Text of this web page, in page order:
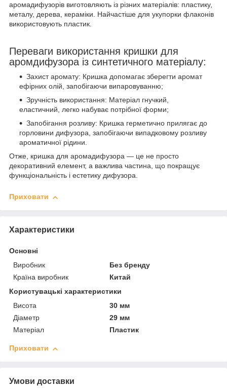
аромадифузорів виготовляють із різних матеріалів: пластику,
металу, дерева, кераміки. Найчастіше для укупорки флаконів
використовують пластик.
Переваги використання кришки для
аромдифузора із синтетичного матеріалу:
Захист аромату: Кришка допомагає зберегти аромат
ефірних олій, запобігаючи випаровуванню;
Зручність використання: Матеріал гнучкий,
еластичний, легко набуває потрібної форми;
Запобігання розливу: Кришка герметично прилягає до
горловини дифузора, запобігаючи випадковому розливу
ароматичної рідини.
Отже, кришка для аромадифузора — це не просто
декоративний елемент, а важлива частина, що покращує
функціональність і естетику дифузора.
Приховати
Характеристики
Основні
Виробник
Без бренду
Країна виробник
Китай
Користувацькі характеристики
Висота
30 мм
Діаметр
29 мм
Матеріал
Пластик
Приховати
Умови доставки